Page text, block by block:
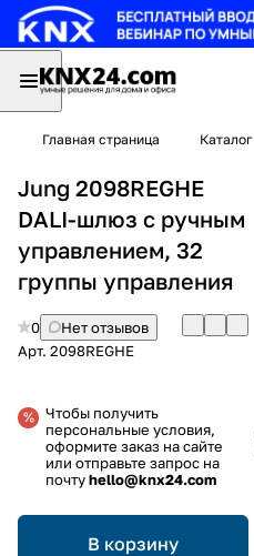
Главная страница Каталог
Jung 2098REGHE
DALI-шлюз с ручным
управлением, 32
группы управления
0
Нет отзывов
Арт. 2098REGHE
Чтобы получить
персональные условия,
оформите заказ на сайте
или отправьте запрос на
почтуhello@knx24.com
В корзину